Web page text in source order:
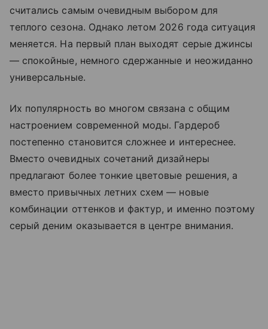
считались самым очевидным выбором для
теплого сезона. Однако летом 2026 года ситуация
меняется. На первый план выходят серые джинсы
— спокойные, немного сдержанные и неожиданно
универсальные.
Их популярность во многом связана с общим
настроением современной моды. Гардероб
постепенно становится сложнее и интереснее.
Вместо очевидных сочетаний дизайнеры
предлагают более тонкие цветовые решения, а
вместо привычных летних схем — новые
комбинации оттенков и фактур, и именно поэтому
серый деним оказывается в центре внимания.